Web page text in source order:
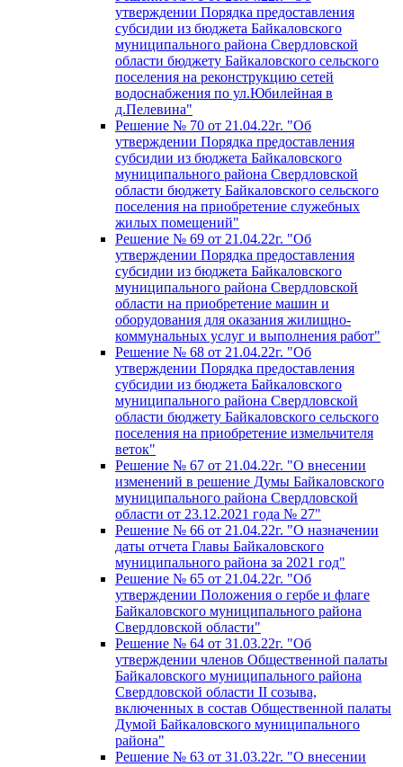
утверждении Порядка предоставления
субсидии из бюджета Байкаловского
муниципального района Свердловской
области бюджету Байкаловского сельского
поселения на реконструкцию сетей
водоснабжения по ул.Юбилейная в
д.Пелевина"
Решение № 70 от 21.04.22г. "Об
утверждении Порядка предоставления
субсидии из бюджета Байкаловского
муниципального района Свердловской
области бюджету Байкаловского сельского
поселения на приобретение служебных
жилых помещений"
Решение № 69 от 21.04.22г. "Об
утверждении Порядка предоставления
субсидии из бюджета Байкаловского
муниципального района Свердловской
области на приобретение машин и
оборудования для оказания жилищно-
коммунальных услуг и выполнения работ"
Решение № 68 от 21.04.22г. "Об
утверждении Порядка предоставления
субсидии из бюджета Байкаловского
муниципального района Свердловской
области бюджету Байкаловского сельского
поселения на приобретение измельчителя
веток"
Решение № 67 от 21.04.22г. "О внесении
изменений в решение Думы Байкаловского
муниципального района Свердловской
области от 23.12.2021 года № 27"
Решение № 66 от 21.04.22г. "О назначении
даты отчета Главы Байкаловского
муниципального района за 2021 год"
Решение № 65 от 21.04.22г. "Об
утверждении Положения о гербе и флаге
Байкаловского муниципального района
Свердловской области"
Решение № 64 от 31.03.22г. "Об
утверждении членов Общественной палаты
Байкаловского муниципального района
Свердловской области II созыва,
включенных в состав Общественной палаты
Думой Байкаловского муниципального
района"
Решение № 63 от 31.03.22г. "О внесении